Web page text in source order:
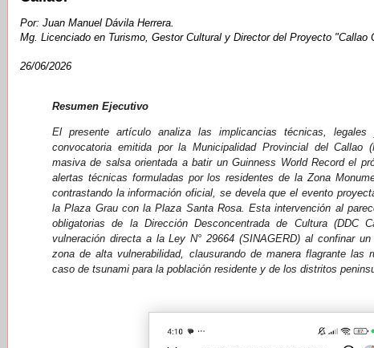
Por: Juan Manuel Dávila Herrera.
Mg. Licenciado en Turismo, Gestor Cultural y Director del Proyecto "Callao
26/06/2026
Resumen Ejecutivo
El presente artículo analiza las implicancias técnicas,
convocatoria emitida por la Municipalidad Provincial del Callao
masiva de salsa orientada a batir unGuinness World Recordel
alertas técnicas formuladas por los residentes de la Zona
contrastando la información oficial, se devela que el evento
la Plaza Grau con la Plaza Santa Rosa. Esta intervención al
obligatorias de la Dirección Desconcentrada de Cultura (DDC
vulneración directa a la Ley N° 29664 (SINAGERD) al confinar
zona de alta vulnerabilidad, clausurando de manera flagrante las
caso de tsunami para la población residente y de los distritos